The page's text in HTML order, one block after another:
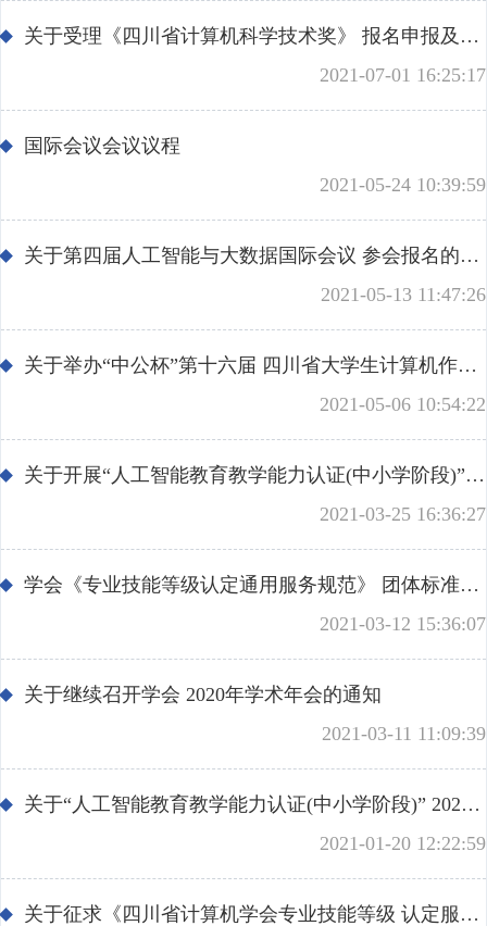
关于受理《四川省计算机科学技术奖》 报名申报及报送项目参评材料的通知
2021-07-01 16:25:17
国际会议会议议程
2021-05-24 10:39:59
关于第四届人工智能与大数据国际会议 参会报名的补充通知
2021-05-13 11:47:26
关于举办“中公杯”第十六届 四川省大学生计算机作品赛（2021）的通知
2021-05-06 10:54:22
关于开展“人工智能教育教学能力认证(中小学阶段)” 2021年第一期认证报名的通知
2021-03-25 16:36:27
学会《专业技能等级认定通用服务规范》 团体标准正式发布执行
2021-03-12 15:36:07
关于继续召开学会 2020年学术年会的通知
2021-03-11 11:09:39
关于“人工智能教育教学能力认证(中小学阶段)” 2021年中级第一期考试安排的通知
2021-01-20 12:22:59
关于征求《四川省计算机学会专业技能等级 认定服务通用规范》意见的通知